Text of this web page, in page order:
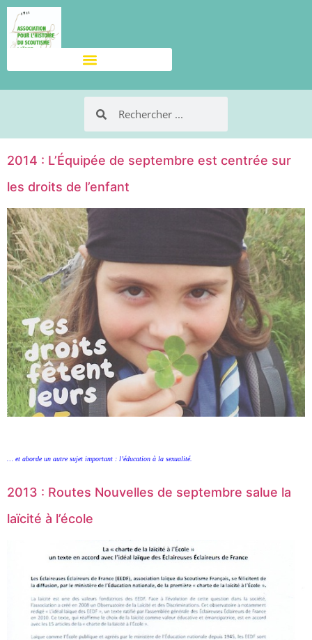
2014 : L’Équipée de septembre est centrée sur
les droits de l’enfant
… et aborde un autre sujet important : l’éducation à la sexualité.
2013 : Routes Nouvelles de septembre salue la
laïcité à l’école